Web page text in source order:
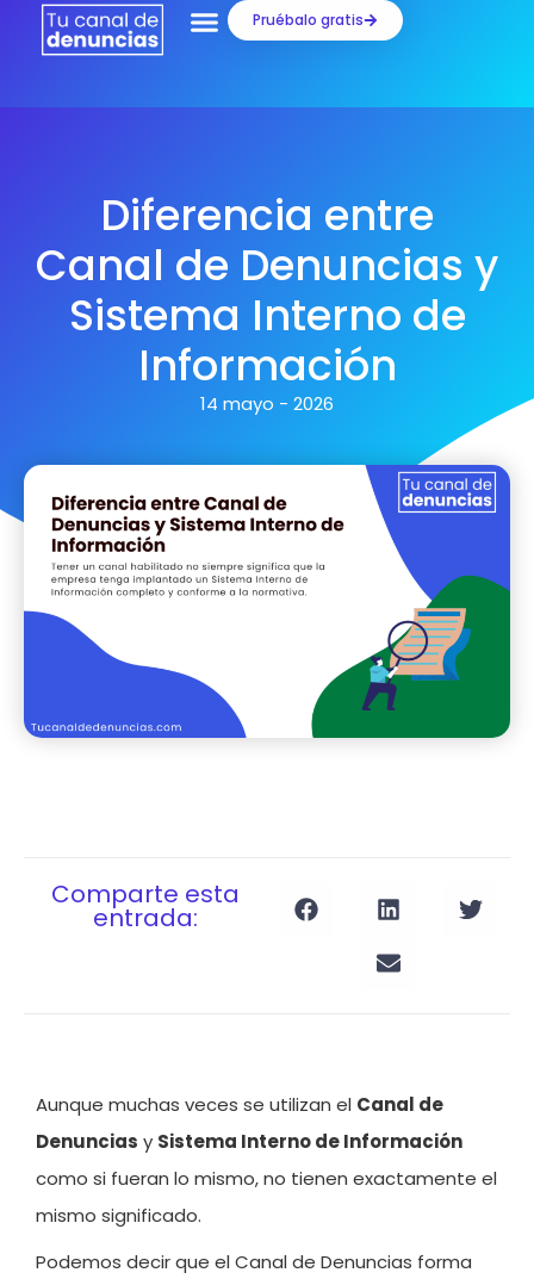
Pruébalo gratis
Diferencia entre
Canal de Denuncias y
Sistema Interno de
Información
14 mayo - 2026
Comparte esta
entrada:
Aunque muchas veces se utilizan el Canal de
Denuncias y Sistema Interno de Información
como si fueran lo mismo, no tienen exactamente el
mismo significado.
Podemos decir que el Canal de Denuncias forma